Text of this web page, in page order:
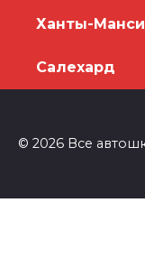
Ханты-
Салехард
© 2026 Все